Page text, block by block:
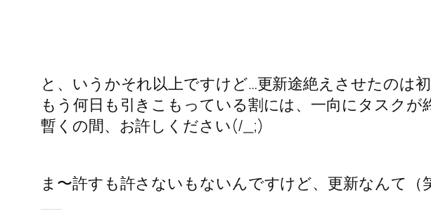
と、いうかそれ以上ですけど…更新途絶えさせたのは
もう何日も引きこもっている割には、一向にタスク
暫くの間、お許しください(/_;)
ま〜許すも許さないもないんですけど、更新なんて（